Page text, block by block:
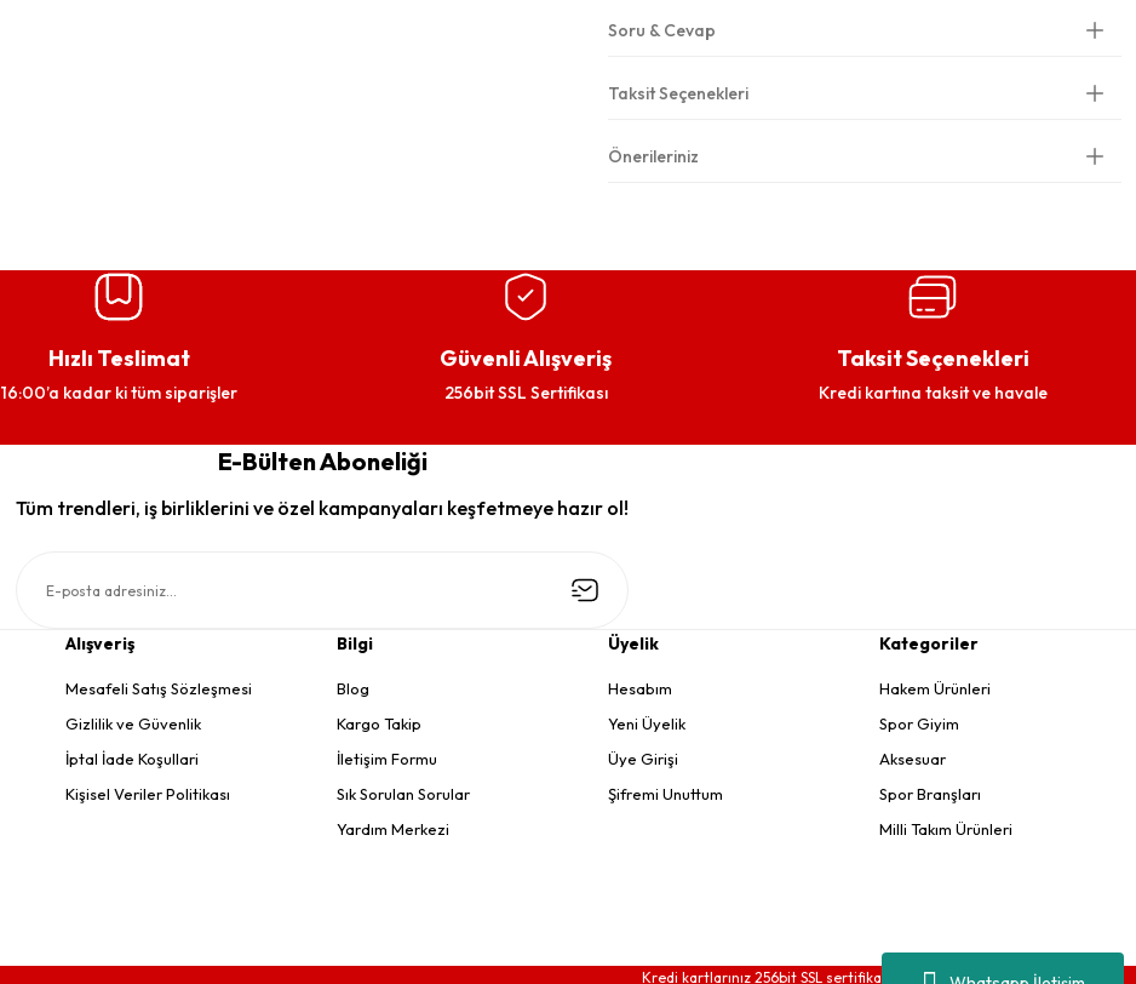
Soru & Cevap
Taksit Seçenekleri
Önerileriniz
Hızlı Teslimat
16:00’a kadar ki tüm siparişler
Güvenli Alışveriş
256bit SSL Sertifikası
Taksit Seçenekleri
Kredi kartına taksit ve havale
E-Bülten Aboneliği
Tüm trendleri, iş birliklerini ve özel kampanyaları keşfetmeye hazır ol!
Alışveriş
Mesafeli Satış Sözleşmesi
Gizlilik ve Güvenlik
İptal İade Koşullari
Kişisel Veriler Politikası
Bilgi
Blog
Kargo Takip
İletişim Formu
Sık Sorulan Sorular
Yardım Merkezi
Üyelik
Hesabım
Yeni Üyelik
Üye Girişi
Şifremi Unuttum
Kategoriler
Hakem Ürünleri
Spor Giyim
Aksesuar
Spor Branşları
Milli Takım Ürünleri
Kredi kartlarınız 256bit SSL sertifikası ve 3D güvenlik ile korunmaktadır.